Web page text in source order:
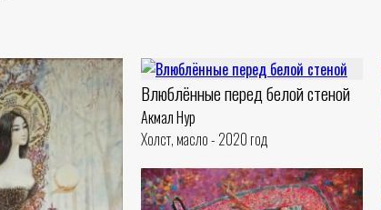
Влюблённые перед белой стеной
Акмал Нур
Холст, масло - 2020 год